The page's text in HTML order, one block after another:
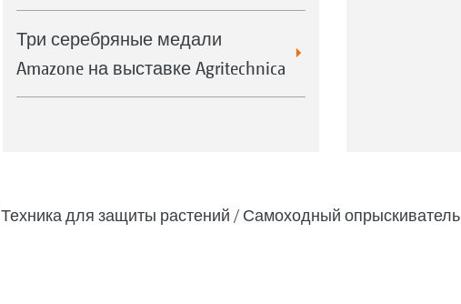
Три серебряные медали
Amazone на выставке Agritechnica
Техника для защиты растений Самоходный опрыскиватель